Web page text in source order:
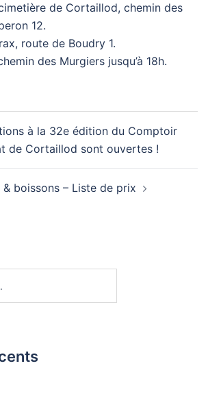
de Cortaillod, chemin des
12.
route de Boudry 1.
des Murgiers jusqu’à 18h.
à la 32e édition du Comptoir
de Cortaillod sont ouvertes !
& boissons – Liste de prix